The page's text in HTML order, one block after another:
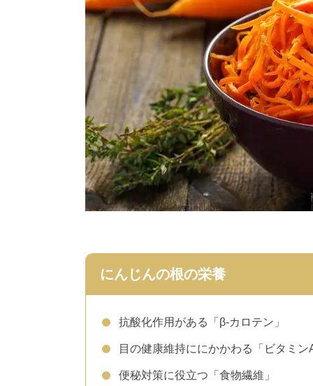
にんじんの根の栄養
抗酸化作用がある「β-カロテン」
目の健康維持ににかかわる「ビタミン
便秘対策に役立つ「食物繊維」